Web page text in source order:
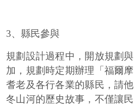
3、縣民參與
規劃設計過程中，開放規劃
加，規劃時定期辦理「福爾
耆老及各行各業的縣民，請
冬山河的歷史故事，不僅讓